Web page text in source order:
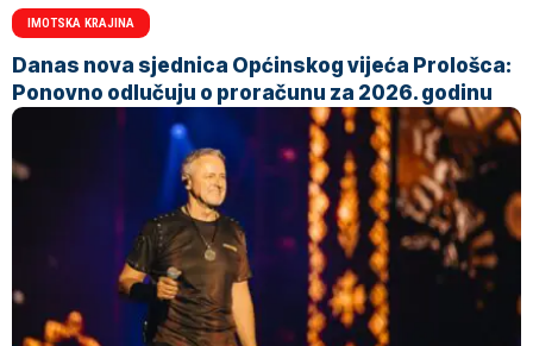
IMOTSKA KRAJINA
Danas nova sjednica Općinskog vijeća Prološca:
Ponovno odlučuju o proračunu za 2026. godinu